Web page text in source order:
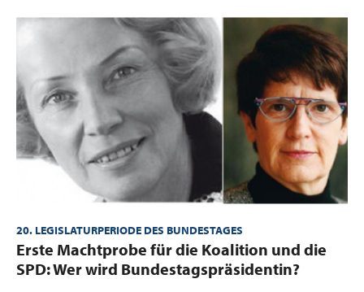
20. LEGISLATURPERIODE DES BUNDESTAGES
:Erste Machtprobe für die Koalition und die
SPD: Wer wird Bundestagspräsidentin?